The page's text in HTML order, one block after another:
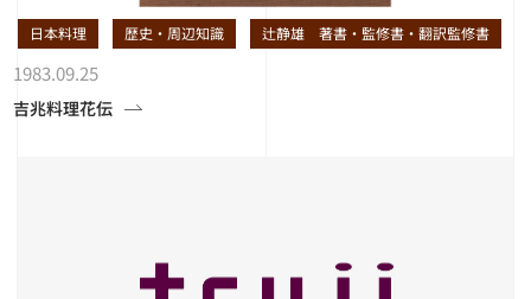
日本料理 歴史・周辺知識 辻静雄 著書・監修書・翻訳監修書
1983.09.25
吉兆料理花伝